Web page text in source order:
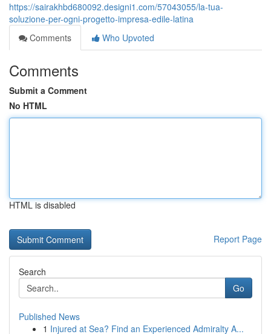
https://sairakhbd680092.designi1.com/57043055/la-tua-
soluzione-per-ogni-progetto-impresa-edile-latina
Comments
Who Upvoted
Comments
Submit a Comment
No HTML
HTML is disabled
Report Page
Search
Go
Published News
1 Injured at Sea? Find an Experienced Admiralty A...